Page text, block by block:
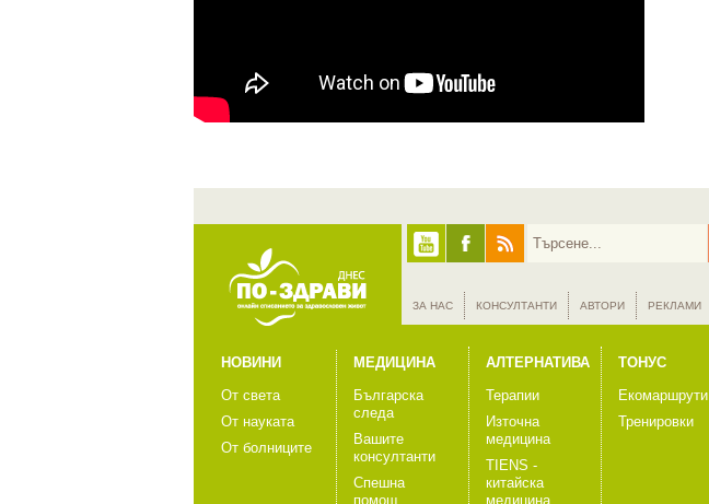
ЗА НАС КОНСУЛТАНТИ АВТОРИ РЕКЛАМИ
НОВИНИ
От света
От науката
От болниците
МЕДИЦИНА
Българска
следа
Вашите
консултанти
Спешна
помощ
АЛТЕРНАТИВА
Терапии
Източна
медицина
TIENS -
китайска
медицина
ТОНУС
Екомаршрути
Тренировки